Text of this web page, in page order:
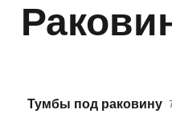
Тумбы под раковину